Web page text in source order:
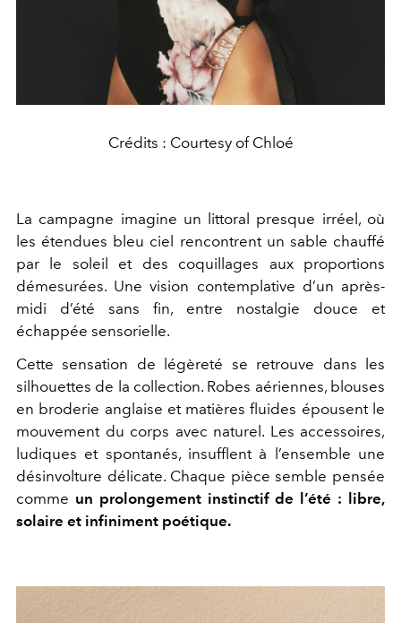
Crédits : Courtesy of Chloé
La campagne imagine un littoral presque irréel, où
les étendues bleu ciel rencontrent un sable chauffé
par le soleil et des coquillages aux proportions
démesurées. Une vision contemplative d’un après-
midi d’été sans fin, entre nostalgie douce et
échappée sensorielle.
Cette sensation de légèreté se retrouve dans les
silhouettes de la collection. Robes aériennes, blouses
en broderie anglaise et matières fluides épousent le
mouvement du corps avec naturel. Les accessoires,
ludiques et spontanés, insufflent à l’ensemble une
désinvolture délicate. Chaque pièce semble pensée
comme un prolongement instinctif de l’été : libre,
solaire et infiniment poétique.